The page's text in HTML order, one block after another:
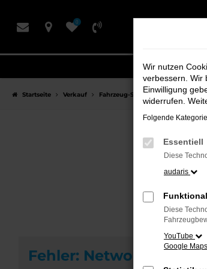
Hauptinhalt
0
Startseite Verkauf Fahrzeug-Showroom
Fehler: Network Error
Wir nutzen
verbessern. Wir
Einwilligung
widerrufen.
Folgende
Essentiell
Diese
audaris
Funktional
Diese
YouTube
Google Maps